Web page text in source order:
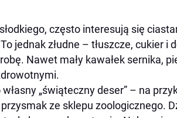
często interesują się
jednak złudne – tłuszcze, cukier i
Nawet mały kawałek sernika,
„świąteczny deser” – na
ze sklepu zoologicznego.